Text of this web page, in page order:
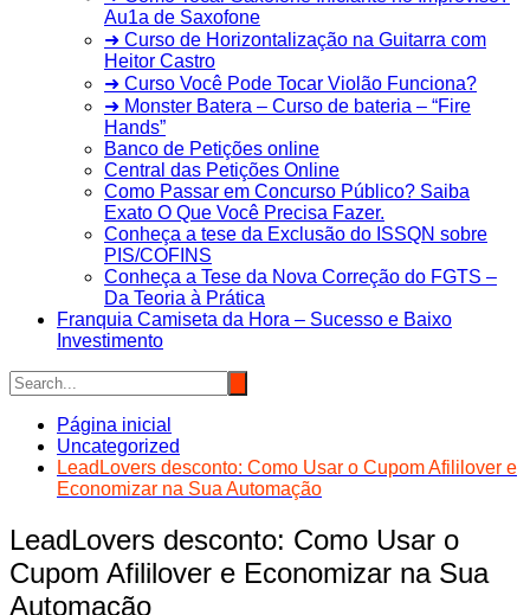
Au1a de Saxofone
➜ Curso de Horizontalização na Guitarra com
Heitor Castro
➜ Curso Você Pode Tocar Violão Funciona?
➜ Monster Batera – Curso de bateria – “Fire
Hands”‎
Banco de Petições online
Central das Petições Online
Como Passar em Concurso Público? Saiba
Exato O Que Você Precisa Fazer.
Conheça a tese da Exclusão do ISSQN sobre
PIS/COFINS
Conheça a Tese da Nova Correção do FGTS –
Da Teoria à Prática
Franquia Camiseta da Hora – Sucesso e Baixo
Investimento
Página inicial
Uncategorized
LeadLovers desconto: Como Usar o Cupom Afililover e
Economizar na Sua Automação
LeadLovers desconto: Como Usar o
Cupom Afililover e Economizar na Sua
Automação